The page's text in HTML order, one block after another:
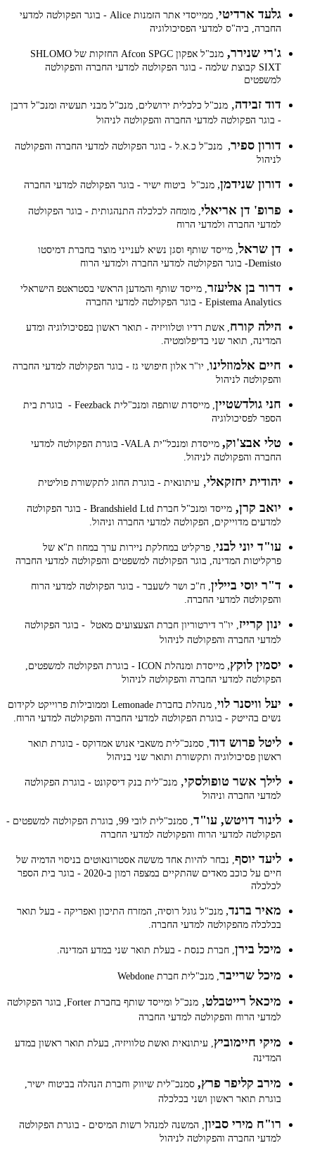
גלעד ארדיטי
, ממייסדי אתר הזמנות Alice - בוגר הפקולטה למדעי
החברה, ביה"ס למדעי הפסיכולוגיה
ג'רי שנירר,
מנכ"ל אפקון Afcon SPGC החזקות של SHLOMO
SIXT קבוצת שלמה - בוגר הפקולטה למדעי החברה והפקולטה
למשפטים
דוד זבידה, מנכ"ל כלכלית ירושלים, מנכ"ל מבני תעשיה ומנכ"ל דרבן
- בוגר הפקולטה למדעי החברה והפקולטה לניהול
דורון ספיר, מנכ"ל כ.א.ל - בוגר הפקולטה למדעי החברה והפקולטה
לניהול
דורון שנידמן, מנכ"ל ביטוח ישיר - בוגר הפקולטה למדעי החברה
פרופ' דן אריאלי , מומחה לכלכלה התנהגותית - בוגר הפקולטה
למדעי החברה ולמדעי הרוח
דן שראל , מייסד שותף וסגן נשיא לענייני מוצר בחברת דמיסטו
Demisto- בוגר הפקולטה למדעי החברה ולמדעי הרוח
דרור בן אליעזר , מייסד שותף והמדען הראשי בסטראטפ הישראלי
Epistema Analytics - בוגר הפקולטה למדעי החברה
הילה קורח , אשת רדיו וטלוויזיה - תואר ראשון בפסיכולוגיה ומדע
המדינה, תואר שני בדיפלומטיה.
חיים אלמוזלינו , יו"ר אלון חיפושי גז - בוגר הפקולטה למדעי החברה
והפקולטה לניהול
חני גולדשטיין , מייסדת שותפה ומנכ"לית Feezback - בוגרת בית
הספר לפסיכולוגיה
טלי אבצ'וק,
מייסדת ומנכל"ית VALA- בוגרת הפקולטה למדעי
החברה והפקולטה לניהול.
יהודית יחזקאלי, עיתונאית - בוגרת החוג לתקשורת פוליטית
יואב קרן,
מייסד ומנכ"ל חברת Brandshield Ltd - בוגר הפקולטה
למדעים מדוייקים, הפקולטה למדעי החברה וניהול.
עו"ד יוני לבני , פרקליט במחלקת ניירות ערך במחוז ת"א של
פרקליטות המדינה, בוגר הפקולטה למשפטים והפקולטה למדעי החברה
ד"ר יוסי ביילין , ח"כ ושר לשעבר - בוגר הפקולטה למדעי הרוח
והפקולטה למדעי החברה.
ינון קרייז , יו"ר דירטוריון חברת הצעצועים מאטל - בוגר הפקולטה
למדעי החברה והפקולטה לניהול
יסמין לוקץ,
מייסדת ומנהלת ICON - בוגרת הפקולטה למשפטים,
הפקולטה למדעי החברה והפקולטה לניהול
יעל וויסנר לוי
, מנהלת בחברת Lemonade וממובילות פרוייקט לקידום
נשים בהייטק - בוגרת הפקולטה למדעי החברה והפקולטה למדעי הרוח.
ליטל פרוש דוד , סמנכ"לית משאבי אנוש אמדוקס - בוגרת תואר
ראשון פסיכולוגיה ותקשורת ותואר שני בניהול
לילך אשר טופולסקי, מנכ"לית בנק דיסקונט - בוגרת הפקולטה
למדעי החברה וניהול
לינור דויטש, עו"ד
, סמנכ"לית לובי 99, בוגרת הפקולטה למשפטים -
הפקולטה למדעי הרוח והפקולטה למדעי החברה
ליעד יוסף , נבחר להיות אחד מששה אסטרונאוטים בניסוי הדמיה של
חיים על כוכב מאדים שהתקיים במצפה רמון ב-2020 - בוגר בית הספר
לכלכלה
מאיר ברנד, מנכ"ל גוגל רוסיה, המזרח התיכון ואפריקה - בעל תואר
בכלכלה מהפקולטה למדעי החברה.
מיכל בירן , חברת כנסת - בעלת תואר שני במדע המדינה.
מיכל שרייבר , מנכ"לית חברת Webdone
מיכאל רייטבלט,
מנכ"ל ומייסד שותף בחברת Forter, בוגר הפקולטה
למדעי הרוח והפקולטה למדעי החברה
מיקי חיימוביץ , עיתונאית ואשת טלוויזיה, בעלת תואר ראשון במדע
המדינה
מירב קליפר פרץ, סמנכ"לית שיווק וחברת הנהלה בביטוח ישיר,
בוגרת תואר ראשון ושני בכלכלה
רו"ח מירי סביון , המשנה למנהל רשות המיסים - בוגרת הפקולטה
למדעי החברה והפקולטה לניהול